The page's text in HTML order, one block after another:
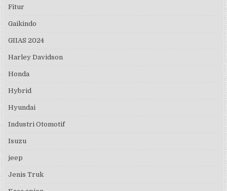
Fitur
Gaikindo
GIIAS 2024
Harley Davidson
Honda
Hybrid
Hyundai
Industri Otomotif
Isuzu
jeep
Jenis Truk